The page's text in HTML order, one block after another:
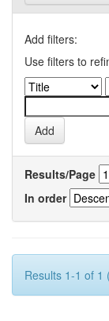
Add filters:
Use filters to
Results/Page
In order
Results 1-1 of 1